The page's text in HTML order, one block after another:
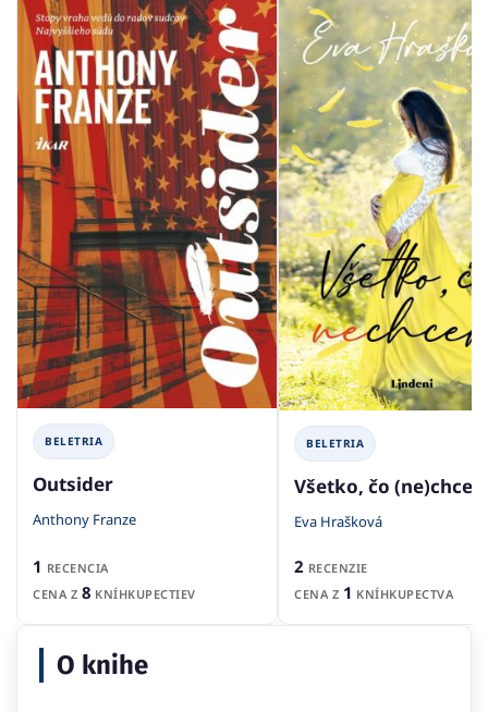
BELETRIA
Outsider
Anthony Franze
1 RECENCIA
CENA Z 8 KNÍHKUPECTIEV
BELETRIA
Všetko, čo
Eva Hrašková
2 RECENZIE
CENA Z 1 KNÍHKUPECTVA
O knihe